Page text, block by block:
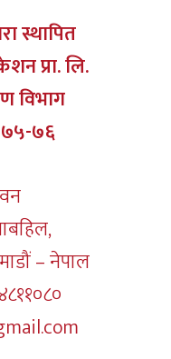
स्थापित
प्रा. लि.
विभाग
७६
– नेपाल